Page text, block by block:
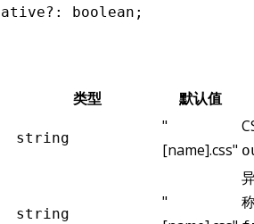
?: boolean ;
类型 默认值
string
"
[name].css"
string
"